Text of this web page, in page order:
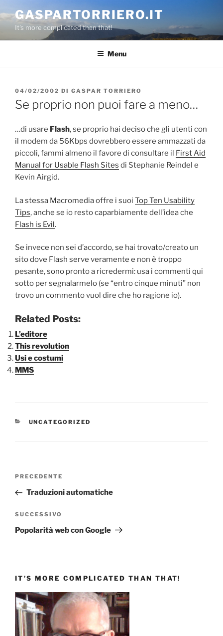
al
contenuto
GASPARTORRIERO.IT
It's more complicated than that!
Menu
PUBBLICATO
IL
04/02/2002 DI GASPAR TORRIERO
Se proprio non puoi fare a meno…
…di usare Flash, se proprio hai deciso che gli utenti con
il modem da 56Kbps dovrebbero essere ammazzati da
piccoli, fammi almeno il favore di consultare il First Aid
Manual for Usable Flash Sites di Stephanie Reindel e
Kevin Airgid.
La stessa Macromedia offre i suoi Top Ten Usability
Tips, anche se io resto caparbiamente dell’idea che
Flash is Evil.
Se invece non sei d’accordo, se hai trovato/creato un
sito dove Flash serve veramente e non è troppo
pesante, sono pronto a ricredermi: usa i commenti qui
sotto per segnalarmelo (se “entro cinque minuti” non
trovo un commento vuol dire che ho ragione io).
Related Posts:
L’editore
This revolution
Usi e costumi
MMS
CATEGORIE
UNCATEGORIZED
Navigazione
Articolo
precedente:
PRECEDENTE
Traduzioni automatiche
Articolo
successivo
SUCCESSIVO
Popolarità web con Google
IT’S MORE COMPLICATED THAN THAT!